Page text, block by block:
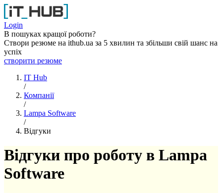
Перейти до основного вмісту
Login
В пошуках кращої роботи?
Створи резюме на ithub.ua за 5 хвилин та збільши свій шанс на
успіх
створити резюме
IT Hub
/
Компанії
/
Lampa Software
/
Відгуки
Відгуки про роботу в Lampa
Software